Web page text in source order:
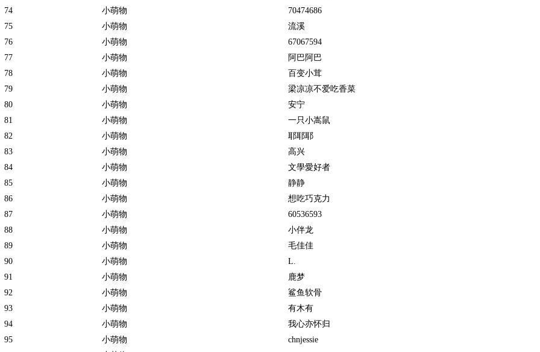
74
小萌物 70474686
75
小萌物 流溪
76
小萌物 67067594
77
小萌物 阿巴阿巴
78
小萌物 百变小茸
79
小萌物 梁凉凉不爱吃香菜
80
小萌物 安宁
81
小萌物 一只小嵩鼠
82
小萌物 耶耶耶
83
小萌物 高兴
84
小萌物 文學愛好者
85
小萌物 静静
86
小萌物 想吃巧克力
87
小萌物 60536593
88
小萌物 小伴龙
89
小萌物 毛佳佳
90
小萌物 L.
91
小萌物 鹿梦
92
小萌物 鲨鱼软骨
93
小萌物 有木有
94
小萌物 我心亦怀归
95
小萌物 chnjessie